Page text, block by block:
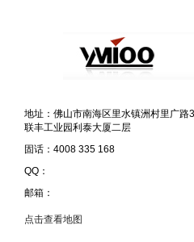
地址：佛山市南海区里水镇洲村里广路
联丰工业园利泰大厦二层
固话：4008 335 168
QQ：
邮箱：
点击查看地图